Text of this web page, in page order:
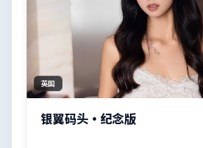
英国
银翼码头·纪念版